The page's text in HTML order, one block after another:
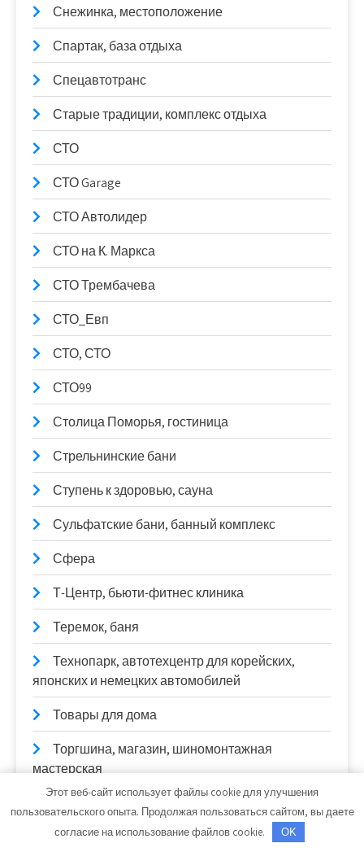
Снежинка, местоположение
Спартак, база отдыха
Спецавтотранс
Старые традиции, комплекс отдыха
СТО
СТО Garage
СТО Автолидер
СТО на К. Маркса
СТО Трембачева
СТО_Евп
СТО, СТО
СТО99
Столица Поморья, гостиница
Стрельнинские бани
Ступень к здоровью, сауна
Сульфатские бани, банный комплекс
Сфера
Т-Центр, бьюти-фитнес клиника
Теремок, баня
Технопарк, автотехцентр для корейских,
японских и немецких автомобилей
Товары для дома
Торгшина, магазин, шиномонтажная
мастерская
Трактор, гостевой дом
Этот веб-сайт использует файлы cookie для улучшения
пользовательского опыта. Продолжая пользоваться сайтом, вы даете
согласие на использование файлов cookie.
OK